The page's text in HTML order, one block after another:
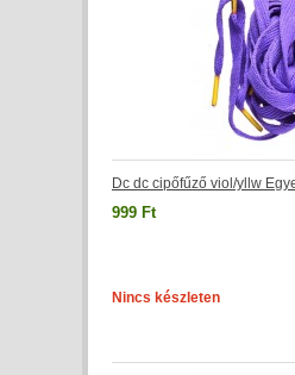
Dc dc cipőfűző viol/yllw
999 Ft
Nincs készleten